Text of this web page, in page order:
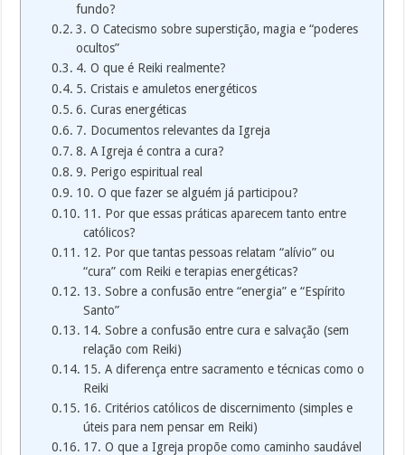
fundo?
3. O Catecismo sobre superstição, magia e “poderes
ocultos”
4. O que é Reiki realmente?
5. Cristais e amuletos energéticos
6. Curas energéticas
7. Documentos relevantes da Igreja
8. A Igreja é contra a cura?
9. Perigo espiritual real
10. O que fazer se alguém já participou?
11. Por que essas práticas aparecem tanto entre
católicos?
12. Por que tantas pessoas relatam “alívio” ou
“cura” com Reiki e terapias energéticas?
13. Sobre a confusão entre “energia” e “Espírito
Santo”
14. Sobre a confusão entre cura e salvação (sem
relação com Reiki)
15. A diferença entre sacramento e técnicas como o
Reiki
16. Critérios católicos de discernimento (simples e
úteis para nem pensar em Reiki)
17. O que a Igreja propõe como caminho saudável